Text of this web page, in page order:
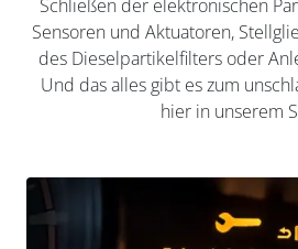
Schließen der elektronischen
Sensoren und Aktuatoren,
des Dieselpartikelfilters oder
Und das alles gibt es zum
hier in unserem